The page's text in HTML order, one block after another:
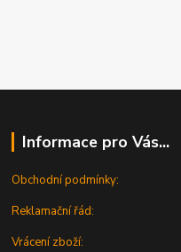
Informace pro Vás...
Obchodní podmínky:
Reklamační řád:
Vrácení zboží: